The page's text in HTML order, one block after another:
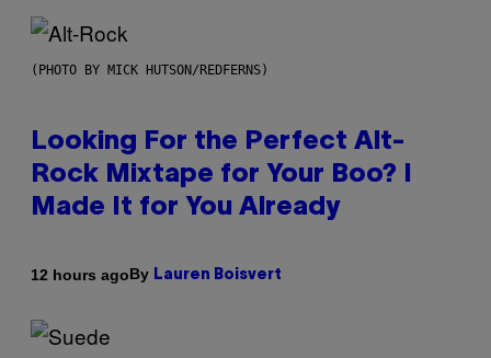
(PHOTO BY MICK HUTSON/REDFERNS)
Looking For the Perfect Alt-
Rock Mixtape for Your Boo? I
Made It for You Already
12 hours agoBy Lauren Boisvert